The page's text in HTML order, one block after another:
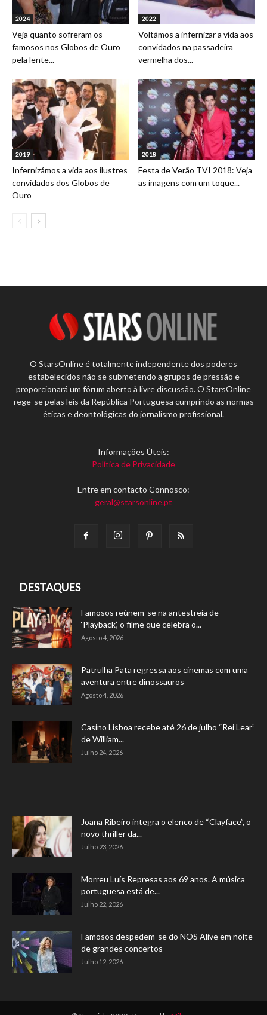
2024
Veja quanto sofreram os
famosos nos Globos de Ouro
pela lente...
2022
Voltámos a infernizar a vida aos
convidados na passadeira
vermelha dos...
2019
Infernizámos a vida aos ilustres
convidados dos Globos de
Ouro
2018
Festa de Verão TVI 2018: Veja
as imagens com um toque...
O StarsOnline é totalmente independente dos poderes
estabelecidos não se submetendo a grupos de pressão e
proporcionará um fórum aberto à livre discussão. O StarsOnline
rege-se pelas leis da República Portuguesa cumprindo as normas
éticas e deontológicas do jornalismo profissional.
Informações Úteis:
Política de Privacidade
Entre em contacto Connosco:
geral@starsonline.pt
DESTAQUES
Famosos reúnem-se na antestreia de
‘Playback’, o filme que celebra o...
Agosto 4, 2026
Patrulha Pata regressa aos cinemas com uma
aventura entre dinossauros
Agosto 4, 2026
Casino Lisboa recebe até 26 de julho “Rei Lear”
de William...
Julho 24, 2026
Joana Ribeiro integra o elenco de “Clayface”, o
novo thriller da...
Julho 23, 2026
Morreu Luís Represas aos 69 anos. A música
portuguesa está de...
Julho 22, 2026
Famosos despedem-se do NOS Alive em noite
de grandes concertos
Julho 12, 2026